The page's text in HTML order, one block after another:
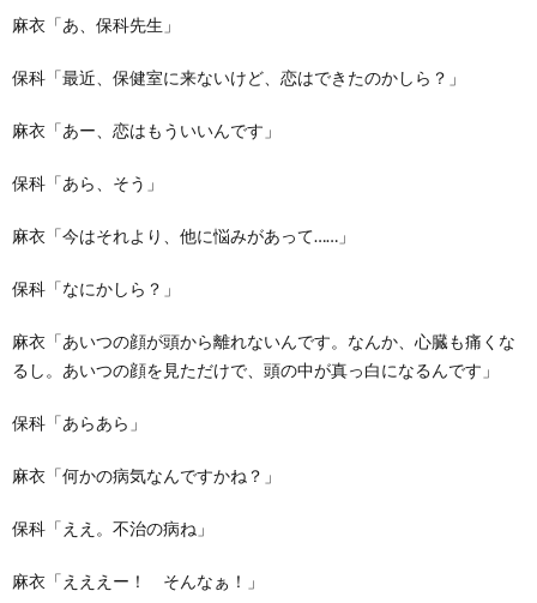
麻衣「あ、保科先生」
保科「最近、保健室に来ないけど、恋はできたのかしら？」
麻衣「あー、恋はもういいんです」
保科「あら、そう」
麻衣「今はそれより、他に悩みがあって……」
保科「なにかしら？」
麻衣「あいつの顔が頭から離れないんです。なんか、心臓も痛くな
るし。あいつの顔を見ただけで、頭の中が真っ白になるんです」
保科「あらあら」
麻衣「何かの病気なんですかね？」
保科「ええ。不治の病ね」
麻衣「えええー！ そんなぁ！」